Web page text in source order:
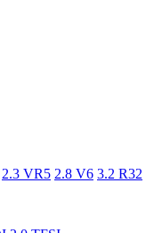
2.3 VR5 2.8 V6 3.2 R32